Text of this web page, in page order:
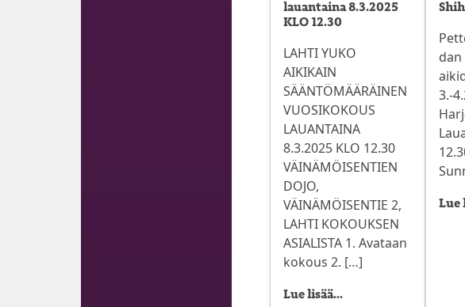
lauantaina 8.3.2025
KLO 12.30
LAHTI YUKO
AIKIKAIN
SÄÄNTÖMÄÄRÄINEN
VUOSIKOKOUS
LAUANTAINA
8.3.2025 KLO 12.30
VÄINÄMÖISENTIEN
DOJO,
VÄINÄMÖISENTIE 2,
LAHTI KOKOUKSEN
ASIALISTA 1. Avataan
kokous 2. […]
Lue lisää...
dan
3.-
Lue